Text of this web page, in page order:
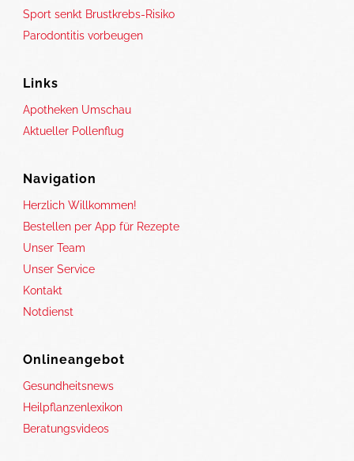
Sport senkt Brustkrebs-Risiko
Parodontitis vorbeugen
Links
Apotheken Umschau
Aktueller Pollenflug
Navigation
Herzlich Willkommen!
Bestellen per App für Rezepte
Unser Team
Unser Service
Kontakt
Notdienst
Onlineangebot
Gesundheitsnews
Heilpflanzenlexikon
Beratungsvideos